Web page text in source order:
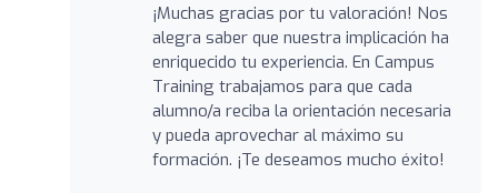
¡Muchas gracias por tu valoración! Nos
alegra saber que nuestra implicación ha
enriquecido tu experiencia. En Campus
Training trabajamos para que cada
alumno/a reciba la orientación necesaria
y pueda aprovechar al máximo su
formación. ¡Te deseamos mucho éxito!